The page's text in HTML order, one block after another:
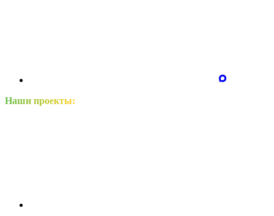
Наши проекты: